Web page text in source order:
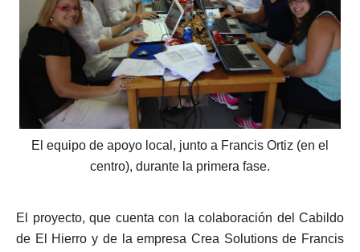
El equipo de apoyo local, junto a Francis Ortiz (en el
centro), durante la primera fase.
El proyecto, que cuenta con la colaboración del Cabildo
de El Hierro y de la empresa Crea Solutions de Francis